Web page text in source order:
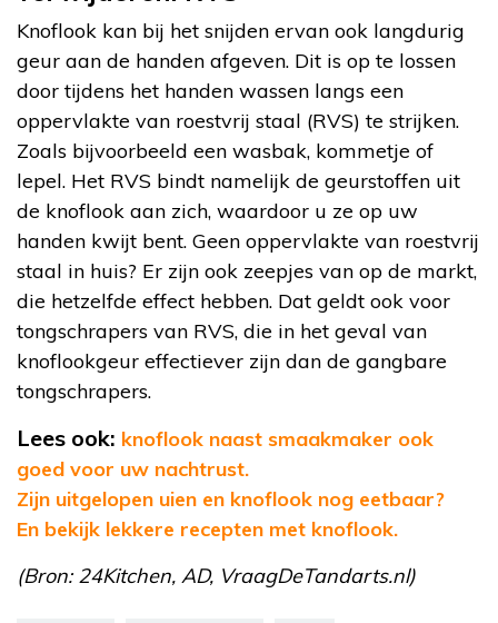
Knoflook kan bij het snijden ervan ook langdurig
geur aan de handen afgeven. Dit is op te lossen
door tijdens het handen wassen langs een
oppervlakte van roestvrij staal (RVS) te strijken.
Zoals bijvoorbeeld een wasbak, kommetje of
lepel. Het RVS bindt namelijk de geurstoffen uit
de knoflook aan zich, waardoor u ze op uw
handen kwijt bent. Geen oppervlakte van roestvrij
staal in huis? Er zijn ook zeepjes van op de markt,
die hetzelfde effect hebben. Dat geldt ook voor
tongschrapers van RVS, die in het geval van
knoflookgeur effectiever zijn dan de gangbare
tongschrapers.
Lees ook: knoflook naast smaakmaker ook
goed voor uw nachtrust.
Zijn uitgelopen uien en knoflook nog eetbaar?
En bekijk lekkere recepten met knoflook.
(Bron: 24Kitchen, AD, VraagDeTandarts.nl)